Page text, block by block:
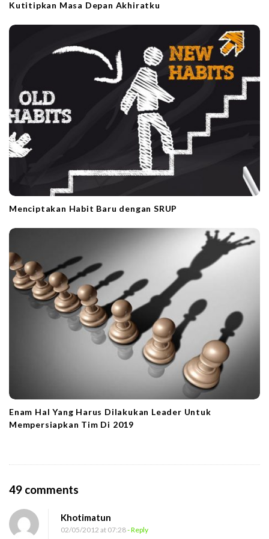
Kutitipkan Masa Depan Akhiratku
Menciptakan Habit Baru dengan SRUP
Enam Hal Yang Harus Dilakukan Leader Untuk
Mempersiapkan Tim Di 2019
49 comments
P
Khotimatun
02/05/2012 at 07:28- Reply